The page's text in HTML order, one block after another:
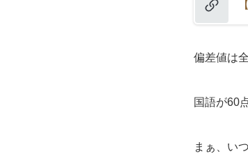
偏差値は
国語が60
まぁ、い